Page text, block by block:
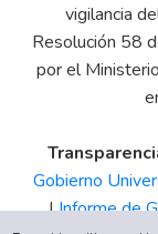
vigilancia
Resolución 58
por el
Gobierno
|Informe de